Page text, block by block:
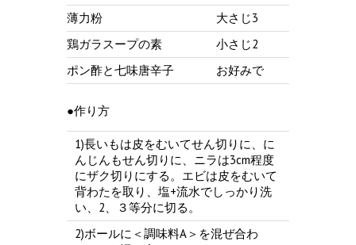
薄力粉
大さじ3
鶏ガラスープの素
小さじ2
ポン酢と七味唐辛子
お好みで
●作り方
1)長いもは皮をむいてせん切りに、に
んじんもせん切りに、ニラは3cm程度
にザク切りにする。エビは皮をむいて
背わたを取り、塩+流水でしっかり洗
い、2、３等分に切る。
2)ボールに＜調味料A＞を混ぜ合わ